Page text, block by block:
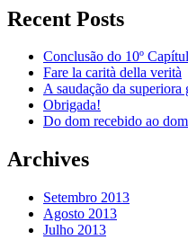
Recent Posts
Conclusão do 10º
Fare la carità della verità
A saudação da superiora
Obrigada!
Do dom recebido ao
Archives
Setembro 2013
Agosto 2013
Julho 2013